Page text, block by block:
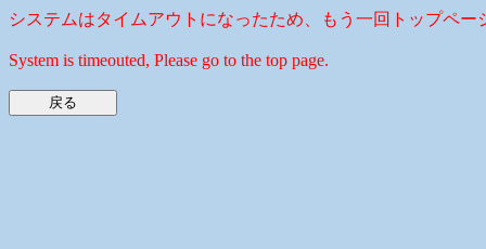
システムはタイムアウトになったため、もう一回トップペー
System is timeouted, Please go to the top page.